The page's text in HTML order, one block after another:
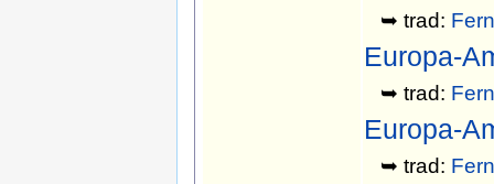
➥ trad:
Europa-
➥ trad:
Europa-
➥ trad: